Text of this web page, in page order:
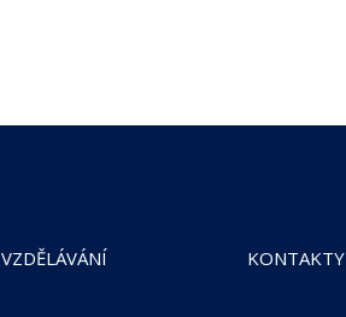
VZDĚLÁVÁNÍ KONTAKTY